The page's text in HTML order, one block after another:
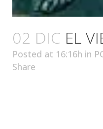
02 DIC EL
Posted at 16:16h in
Share